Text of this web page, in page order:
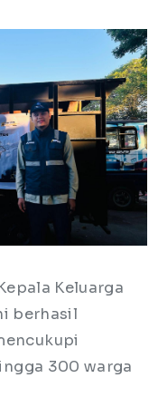
Keluarga
berhasil
300 warga